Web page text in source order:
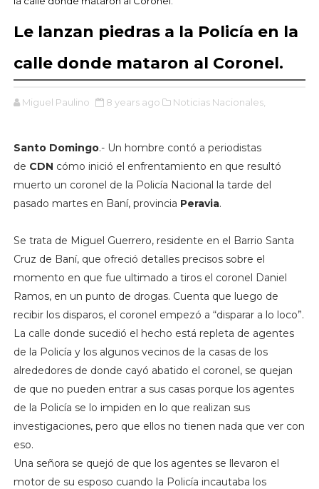
Le lanzan piedras a la Policía en la
calle donde mataron al Coronel.
Miguel Paulino 8 years ago Noticias Nacionales,
Santo Domingo.- Un hombre contó a periodistas
de CDN cómo inició el enfrentamiento en que resultó
muerto un coronel de la Policía Nacional la tarde del
pasado martes en Baní, provincia Peravia.
Se trata de Miguel Guerrero, residente en el Barrio Santa
Cruz de Baní, que ofreció detalles precisos sobre el
momento en que fue ultimado a tiros el coronel Daniel
Ramos, en un punto de drogas. Cuenta que luego de
recibir los disparos, el coronel empezó a “disparar a lo loco”.
La calle donde sucedió el hecho está repleta de agentes
de la Policía y los algunos vecinos de la casas de los
alrededores de donde cayó abatido el coronel, se quejan
de que no pueden entrar a sus casas porque los agentes
de la Policía se lo impiden en lo que realizan sus
investigaciones, pero que ellos no tienen nada que ver con
eso.
Una señora se quejó de que los agentes se llevaron el
motor de su esposo cuando la Policía incautaba los